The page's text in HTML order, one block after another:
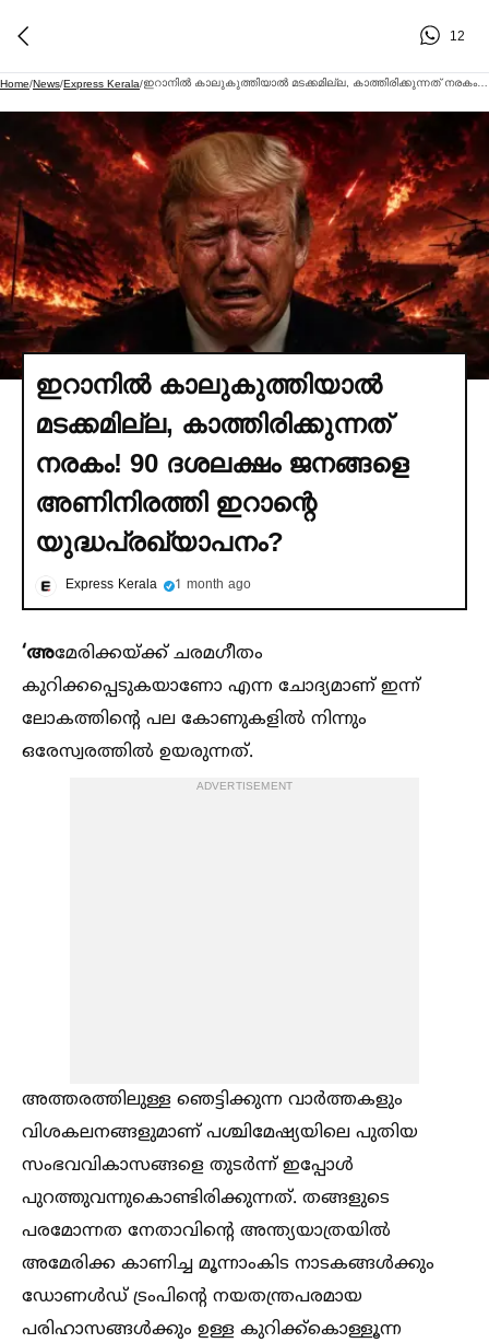
12
Home/News/Express Kerala/ ഇറാനില്‍ കാലുകുത്തിയാല്‍ മടക്കമില്ല, കാത്തിരിക്കുന്നത് നരകം! 90 ദശലക്ഷം ജനങ്ങളെ അണിനിരത്തി ഇറാന്റെ യുദ്ധപ്രഖ്യാപനം?
ഇറാനില്‍ കാലുകുത്തിയാല്‍
മടക്കമില്ല, കാത്തിരിക്കുന്നത്
നരകം! 90 ദശലക്ഷം ജനങ്ങളെ
അണിനിരത്തി ഇറാന്റെ
യുദ്ധപ്രഖ്യാപനം?
Express Kerala 1 month ago
‘അമേരിക്കയ്ക്ക് ചരമഗീതം
കുറിക്കപ്പെടുകയാണോ എന്ന ചോദ്യമാണ് ഇന്ന്
ലോകത്തിന്റെ പല കോണുകളില്‍ നിന്നും
ഒരേസ്വരത്തില്‍ ഉയരുന്നത്.
ADVERTISEMENT
അത്തരത്തിലുള്ള ഞെട്ടിക്കുന്ന വാർത്തകളും
വിശകലനങ്ങളുമാണ് പശ്ചിമേഷ്യയിലെ പുതിയ
സംഭവവികാസങ്ങളെ തുടർന്ന് ഇപ്പോള്‍
പുറത്തുവന്നുകൊണ്ടിരിക്കുന്നത്. തങ്ങളുടെ
പരമോന്നത നേതാവിന്റെ അന്ത്യയാത്രയില്‍
അമേരിക്ക കാണിച്ച മൂന്നാംകിട നാടകങ്ങള്‍ക്കും
ഡോണള്‍ഡ് ട്രംപിന്റെ നയതന്ത്രപരമായ
പരിഹാസങ്ങള്‍ക്കും ഉള്ള കുറിക്ക്കൊള്ളൂന്ന